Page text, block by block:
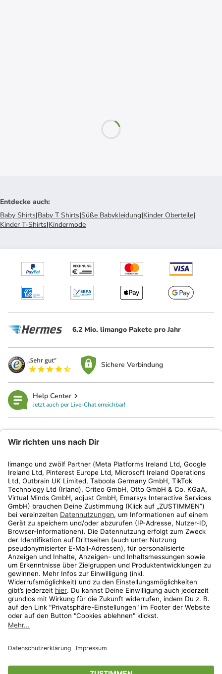
Entdecke auch:
Baby Shirts|Baby T Shirts|Süße Babykleidung|Kinder Oberteile|
Kinder T-Shirts|Kindermode
6.2 Mio. limango Pakete pro Jahr
Sichere Verbindung
Help Center
Jetzt auch per Live-Chat erreichbar!
Kundenservice
Shop
Aktionen
Travel